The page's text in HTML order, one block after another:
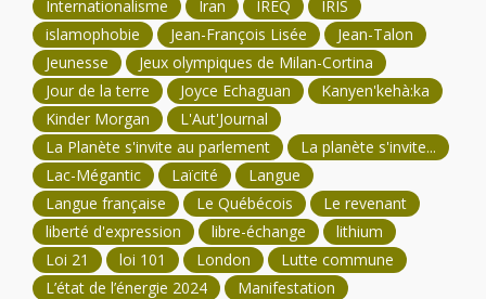
Internationalisme
Iran IREQ
IRIS
islamophobie
Jean-François Lisée
Jean-Talon
Jeunesse
Jeux olympiques de Milan-Cortina
Jour de la terre
Joyce Echaguan
Kanyen'kehà:ka
Kinder Morgan
L'Aut'Journal
La Planète s'invite au parlement
La planète s'invite...
Lac-Mégantic
Laïcité
Langue
Langue française
Le Québécois
Le revenant
liberté d'expression
libre-échange
lithium
Loi 21
loi 101 London
Lutte commune
L’état de l’énergie 2024
Manifestation